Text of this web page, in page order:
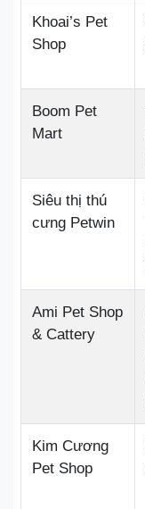
Khoai’s Pet
Shop
Boom Pet
Mart
Siêu thị thú
cưng Petwin
Ami Pet Shop
& Cattery
Kim Cương
Pet Shop